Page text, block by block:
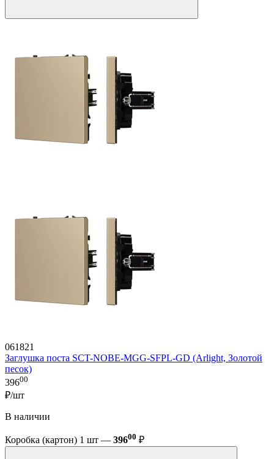
061821
Заглушка поста SCT-NOBE-MGG-SFPL-GD (Arlight, Золотой
песок)
39600
₽/шт
В наличии
Коробка (картон) 1 шт — 39600 ₽